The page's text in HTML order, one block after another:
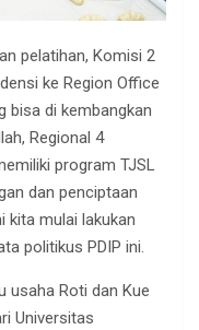
pelatihan, Komisi 2
ke Region Office
bisa di kembangkan
Regional 4
program TJSL
dan penciptaan
kita mulai lakukan
politikus PDIP ini.
usaha Roti dan Kue
Universitas